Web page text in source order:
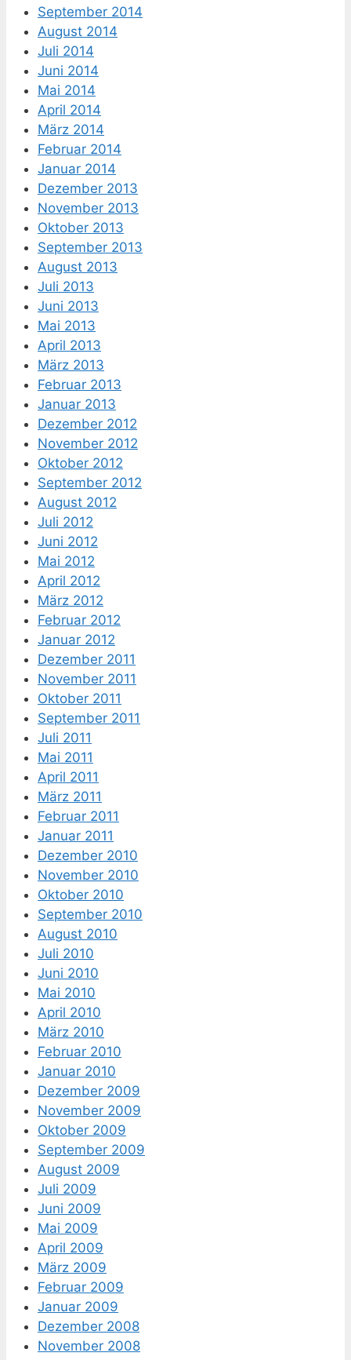
September 2014
August 2014
Juli 2014
Juni 2014
Mai 2014
April 2014
März 2014
Februar 2014
Januar 2014
Dezember 2013
November 2013
Oktober 2013
September 2013
August 2013
Juli 2013
Juni 2013
Mai 2013
April 2013
März 2013
Februar 2013
Januar 2013
Dezember 2012
November 2012
Oktober 2012
September 2012
August 2012
Juli 2012
Juni 2012
Mai 2012
April 2012
März 2012
Februar 2012
Januar 2012
Dezember 2011
November 2011
Oktober 2011
September 2011
Juli 2011
Mai 2011
April 2011
März 2011
Februar 2011
Januar 2011
Dezember 2010
November 2010
Oktober 2010
September 2010
August 2010
Juli 2010
Juni 2010
Mai 2010
April 2010
März 2010
Februar 2010
Januar 2010
Dezember 2009
November 2009
Oktober 2009
September 2009
August 2009
Juli 2009
Juni 2009
Mai 2009
April 2009
März 2009
Februar 2009
Januar 2009
Dezember 2008
November 2008